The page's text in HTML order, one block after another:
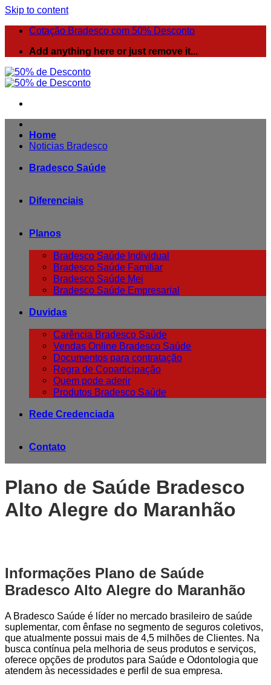
Skip to content
Cotação Bradesco com 50% Desconto
Add anything here or just remove it...
Noticias Bradesco
Home
Bradesco Saúde
Diferenciais
Planos
Bradesco Saúde Individual
Bradesco Saúde Familiar
Bradesco Saúde Mei
Bradesco Saúde Empresarial
Duvidas
Carência Bradesco Saúde
Vendas Online Bradesco Saúde
Documentos para contratação
Regra de Coparticipação
Quem pode aderir
Produtos Bradesco Saúde
Rede Credenciada
Contato
Plano de Saúde Bradesco
Alto Alegre do Maranhão
Informações Plano de Saúde
Bradesco Alto Alegre do Maranhão
A Bradesco Saúde é líder no mercado brasileiro de saúde
suplementar, com ênfase no segmento de seguros coletivos,
que atualmente possui mais de 4,5 milhões de Clientes. Na
busca contínua pela melhoria de seus produtos e serviços,
oferece opções de produtos para Saúde e Odontologia que
atendem às necessidades e perfil de sua empresa.